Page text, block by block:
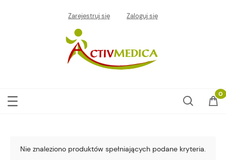
Zarejestruj się Zaloguj się
Nie znaleziono produktów spełniających podane kryteria.